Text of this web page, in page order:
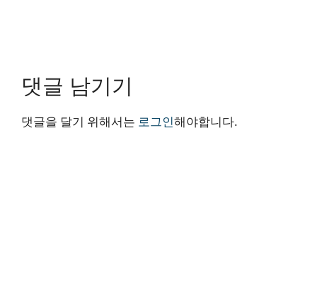
댓글 남기기
댓글을 달기 위해서는 로그인해야합니다.